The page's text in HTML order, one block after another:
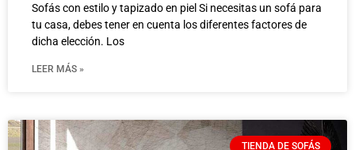
Sofás con estilo y tapizado en piel Si necesitas un sofá para
tu casa, debes tener en cuenta los diferentes factores de
dicha elección. Los
LEER MÁS »
TIENDA DE SOFÁS